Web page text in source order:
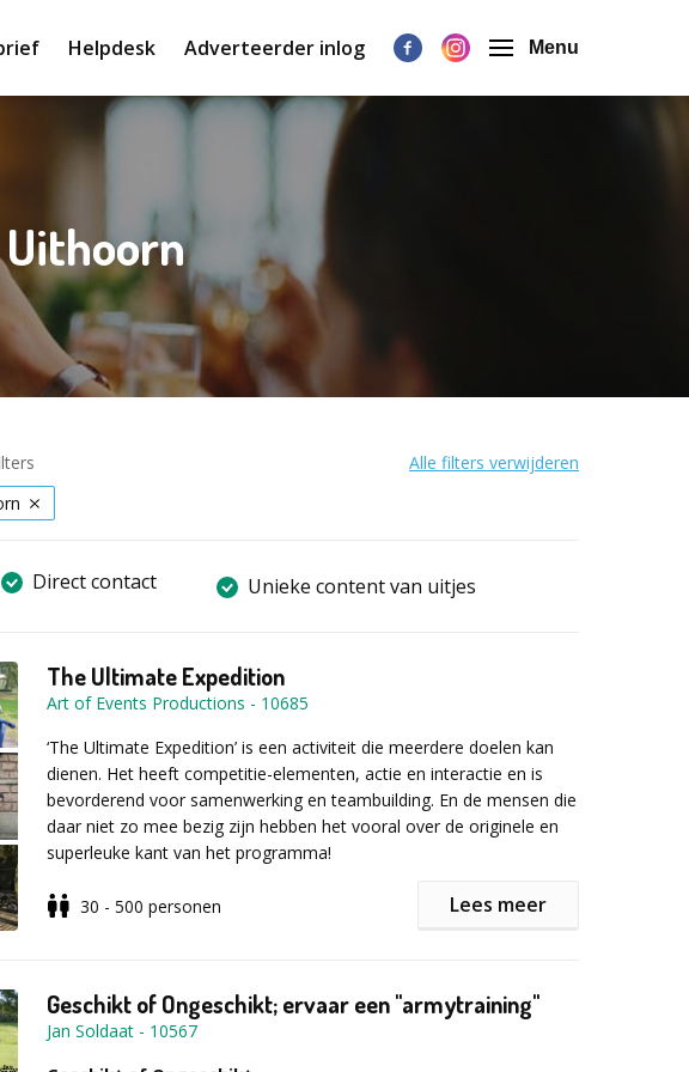
Helpdesk Adverteerder inlog Menu
Alle filters verwijderen
Direct contact Unieke content van uitjes
The Ultimate Expedition
Art of Events Productions - 10685
‘The Ultimate Expedition’ is een activiteit die meerdere doelen kan
dienen. Het heeft competitie-elementen, actie en interactie en is
bevorderend voor samenwerking en teambuilding. En de mensen die
daar niet zo mee bezig zijn hebben het vooral over de originele en
superleuke kant van het programma!
een aantal kleinere groepen van ongeveer 8 tot 10 personen.
Vervolgens verplaatst u zich met uw team van plek naar plek en elke
keer staat daar weer een nieuwe, toffe challenge voor uw groep zelf
30 - 500 personen Lees meer
Geschikt of Ongeschikt; ervaar een "armytraining"
Jan Soldaat - 10567